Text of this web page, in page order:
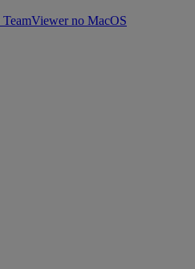
TeamViewer no MacOS